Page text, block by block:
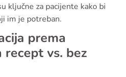
ključne za pacijente kako bi
im je potreban.
prema
recept vs. bez